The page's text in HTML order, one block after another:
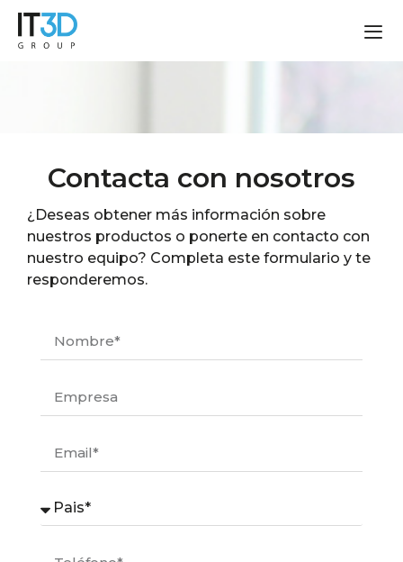
Contacta con nosotros
¿Deseas obtener más información sobre
nuestros productos o ponerte en contacto con
nuestro equipo? Completa este formulario y te
responderemos.